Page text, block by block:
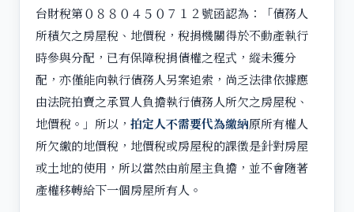
台財稅第０８８０４５０７１２號函認為：「債務人
所積欠之房屋稅、地價稅，稅捐機關得於不動產執行
時參與分配，已有保障稅捐債權之程式，縱未獲分
配，亦僅能向執行債務人另案追索，尚乏法律依據應
由法院拍賣之承買人負擔執行債務人所欠之房屋稅、
地價稅。」所以， 拍定人不需要代為繳納原所有權人
所欠繳的地價稅，地價稅或房屋稅的課徵是針對房屋
或土地的使用，所以當然由前屋主負擔，並不會隨著
產權移轉給下一個房屋所有人。